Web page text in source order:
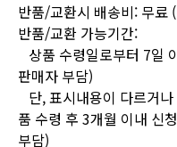
반품/교환시 배송비: 무료
반품/교환 가능기간:
상품 수령일로부터 7일
판매자 부담)
단, 표시내용이 다르거
품 수령 후 3개월 이내 신
부담)